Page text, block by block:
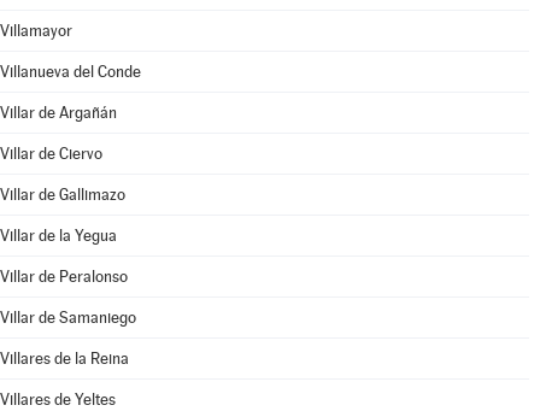
Villamayor
Villanueva del Conde
Villar de Argañán
Villar de Ciervo
Villar de Gallimazo
Villar de la Yegua
Villar de Peralonso
Villar de Samaniego
Villares de la Reina
Villares de Yeltes